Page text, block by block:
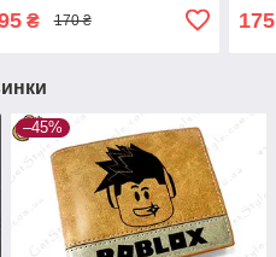
₴ 170 ₴ 175
–45%